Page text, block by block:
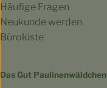
Häufige Fragen
Neukunde werden
Bürokiste
Das Gut Paulinenwäldchen